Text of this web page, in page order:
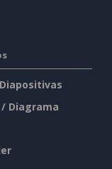
Diagrama